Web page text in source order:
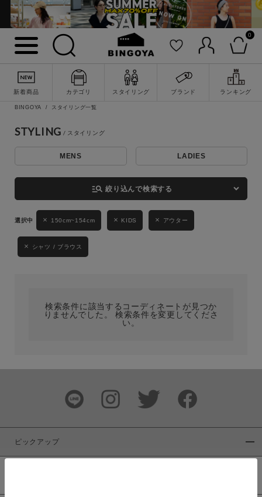
0
新着商品 カテゴリ スタイリング ブランド ランキング
詳細検索
キーワード
性別
MENS LADIES
ブランド
BINGOYA スタイリング一覧
STYLING
MENS LADIES
manage_search 絞り込んで検索する
150cm~154cm KIDS アウター
シャツ / ブラウス
検索条件に該当するコーディネートが見つか
りませんでした。 検索条件を変更してくださ
い。
ピックアップ